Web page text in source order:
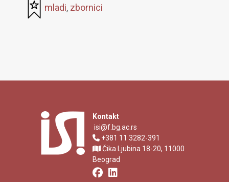
mladi, zbornici
Kontakt
isi@f.bg.ac.rs
+381 11 3282-391
Čika Ljubina 18-20, 11000
Beograd